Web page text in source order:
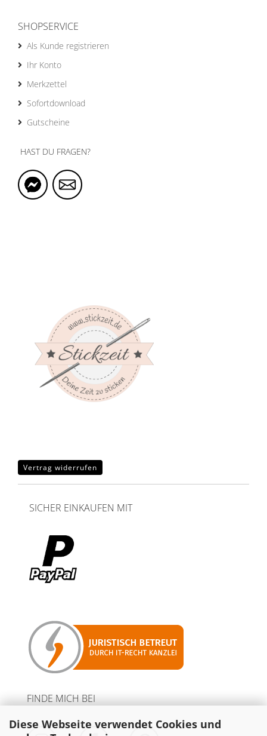
Diese Webseite verwendet Cookies und
SHOPSERVICE
Als Kunde registrieren
Ihr Konto
Merkzettel
Sofortdownload
Gutscheine
HAST DU FRAGEN?
Vertrag widerrufen
SICHER EINKAUFEN MIT
FINDE MICH BEI